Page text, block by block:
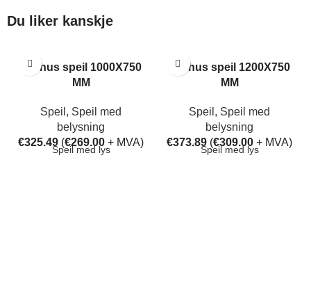
Du liker kanskje
Aarhus speil 1000X750
MM
Speil , Speil med
belysning
€325.49 (€269.00 + MVA)
Speil med lys
Aarhus speil 1200X750
MM
Speil , Speil med
belysning
€373.89 (€309.00 + MVA)
Speil med lys